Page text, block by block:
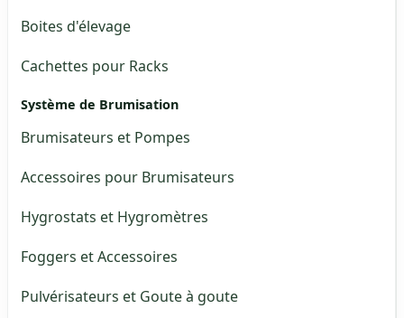
Boites d'élevage
Cachettes pour Racks
Système de Brumisation
Brumisateurs et Pompes
Accessoires pour Brumisateurs
Hygrostats et Hygromètres
Foggers et Accessoires
Pulvérisateurs et Goute à goute